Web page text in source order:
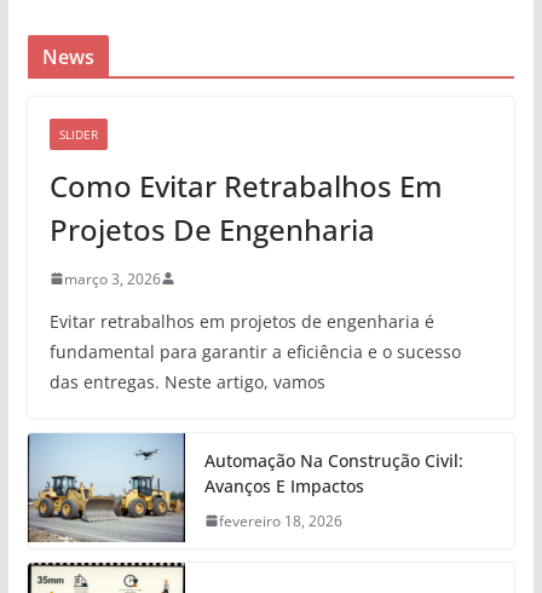
News
SLIDER
Como Evitar Retrabalhos Em
Projetos De Engenharia
março 3, 2026
Evitar retrabalhos em projetos de engenharia é
fundamental para garantir a eficiência e o sucesso
das entregas. Neste artigo, vamos
Automação Na Construção Civil:
Avanços E Impactos
fevereiro 18, 2026